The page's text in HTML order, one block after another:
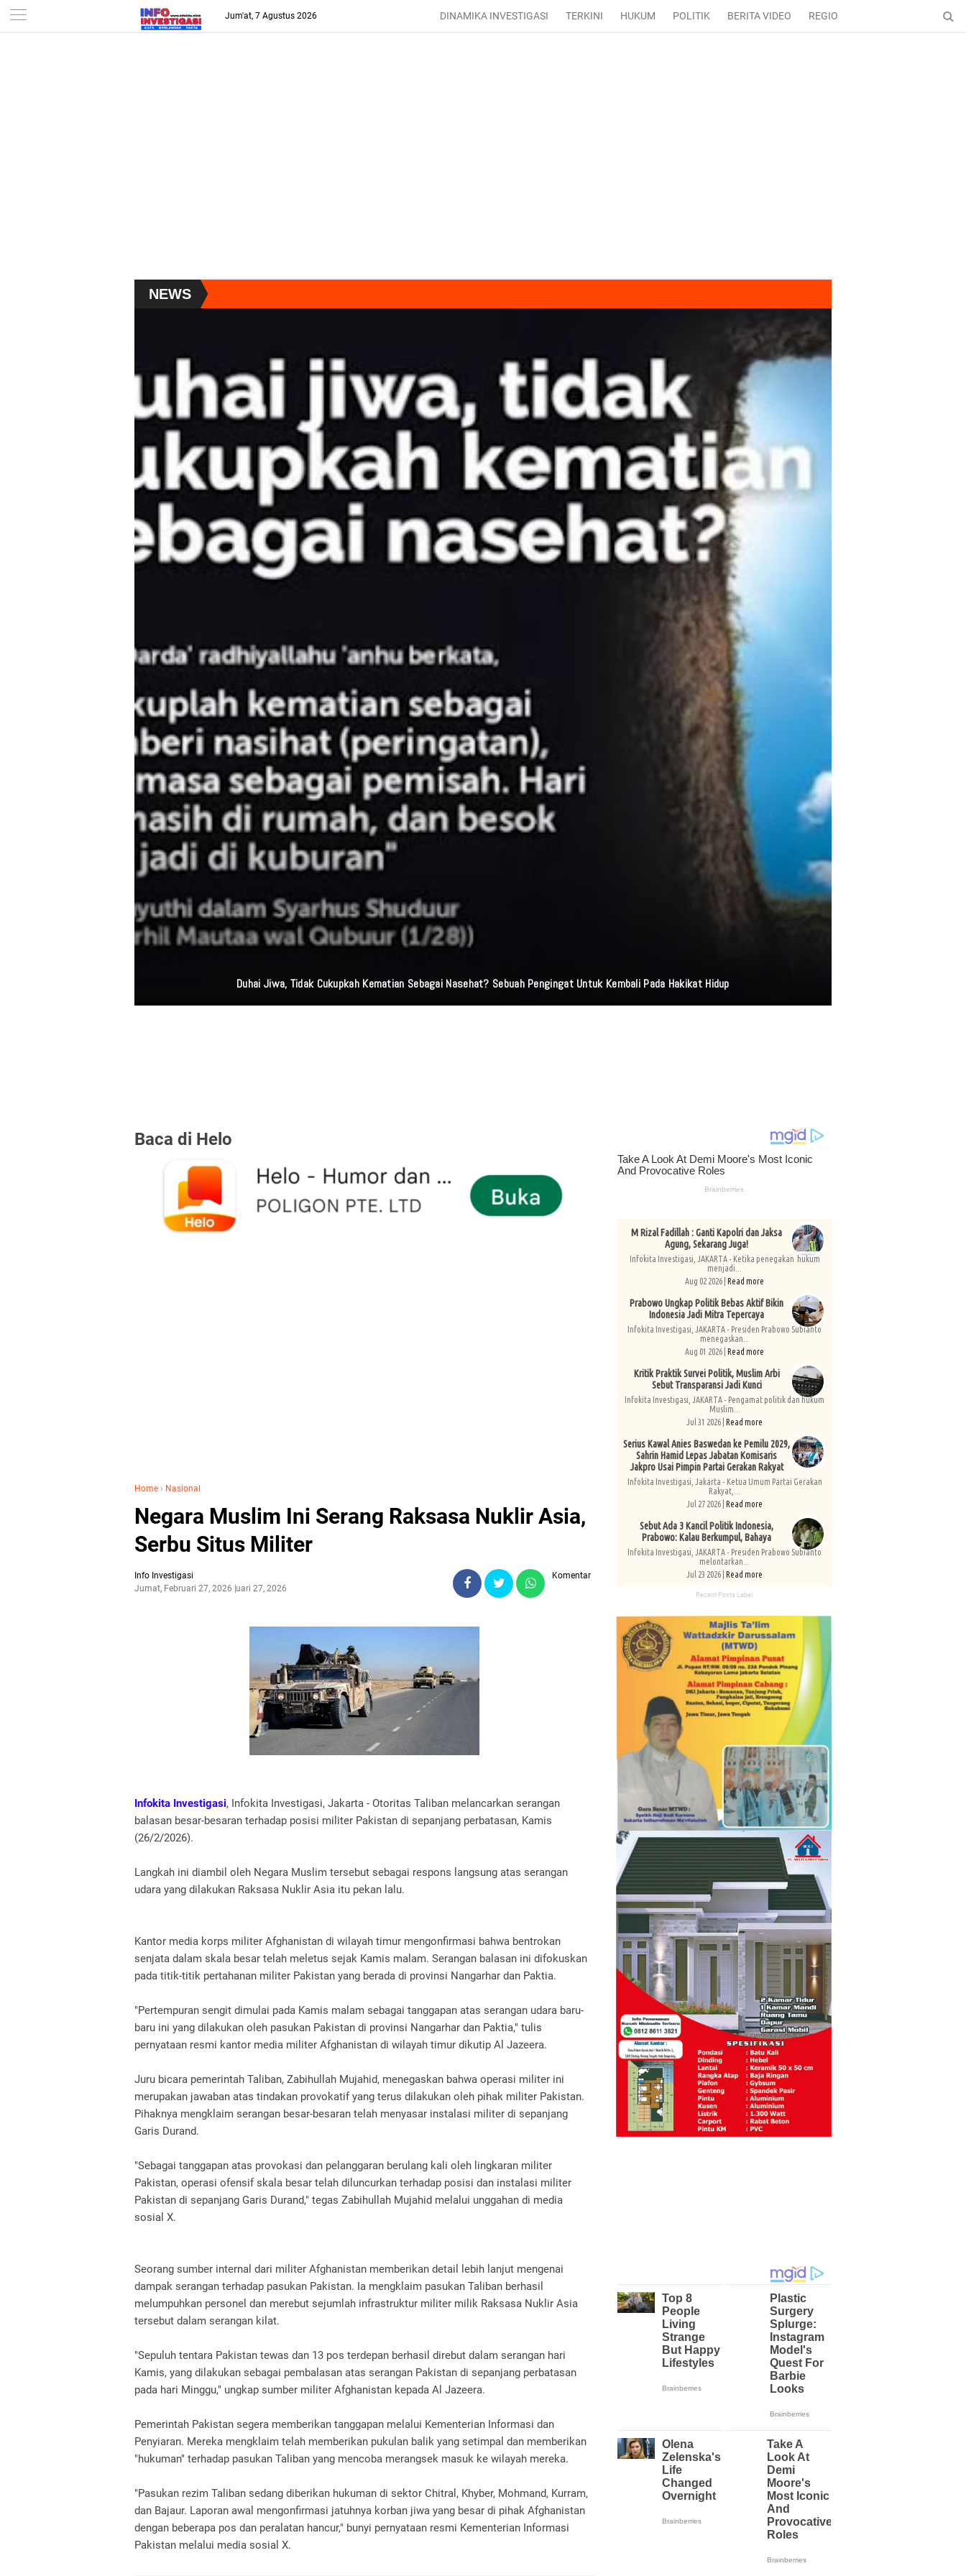
-->
Jum'at, 7 Agustus 2026 DINAMIKA INVESTIGASI TERKINI HUKUM POLITIK BERITA VIDEO REGIONAL ENTERTAINMENT
NEWS
Kurang Dari 24 Jam, Polsek Ciledug Ringkus Pelaku Pencurian HP Yang Viral Di Medsos
Baca di Helo
Home › Nasional
Negara Muslim Ini Serang Raksasa Nuklir Asia,
Serbu Situs Militer
Info Investigasi
Jumat, Februari 27, 2026Februari 27, 2026
Komentar
Infokita Investigasi, Infokita Investigasi, Jakarta - Otoritas Taliban melancarkan serangan
balasan besar-besaran terhadap posisi militer Pakistan di sepanjang perbatasan, Kamis
(26/2/2026).
Langkah ini diambil oleh Negara Muslim tersebut sebagai respons langsung atas serangan
udara yang dilakukan Raksasa Nuklir Asia itu pekan lalu.
Kantor media korps militer Afghanistan di wilayah timur mengonfirmasi bahwa bentrokan
senjata dalam skala besar telah meletus sejak Kamis malam. Serangan balasan ini difokuskan
pada titik-titik pertahanan militer Pakistan yang berada di provinsi Nangarhar dan Paktia.
"Pertempuran sengit dimulai pada Kamis malam sebagai tanggapan atas serangan udara baru-
baru ini yang dilakukan oleh pasukan Pakistan di provinsi Nangarhar dan Paktia," tulis
pernyataan resmi kantor media militer Afghanistan di wilayah timur dikutip Al Jazeera.
Juru bicara pemerintah Taliban, Zabihullah Mujahid, menegaskan bahwa operasi militer ini
merupakan jawaban atas tindakan provokatif yang terus dilakukan oleh pihak militer Pakistan.
Pihaknya mengklaim serangan besar-besaran telah menyasar instalasi militer di sepanjang
Garis Durand.
"Sebagai tanggapan atas provokasi dan pelanggaran berulang kali oleh lingkaran militer
Pakistan, operasi ofensif skala besar telah diluncurkan terhadap posisi dan instalasi militer
Pakistan di sepanjang Garis Durand," tegas Zabihullah Mujahid melalui unggahan di media
sosial X.
Seorang sumber internal dari militer Afghanistan memberikan detail lebih lanjut mengenai
dampak serangan terhadap pasukan Pakistan. Ia mengklaim pasukan Taliban berhasil
melumpuhkan personel dan merebut sejumlah infrastruktur militer milik Raksasa Nuklir Asia
tersebut dalam serangan kilat.
"Sepuluh tentara Pakistan tewas dan 13 pos terdepan berhasil direbut dalam serangan hari
Kamis, yang dilakukan sebagai pembalasan atas serangan Pakistan di sepanjang perbatasan
pada hari Minggu," ungkap sumber militer Afghanistan kepada Al Jazeera.
Pemerintah Pakistan segera memberikan tanggapan melalui Kementerian Informasi dan
Penyiaran. Mereka mengklaim telah memberikan pukulan balik yang setimpal dan memberikan
"hukuman" terhadap pasukan Taliban yang mencoba merangsek masuk ke wilayah mereka.
"Pasukan rezim Taliban sedang diberikan hukuman di sektor Chitral, Khyber, Mohmand, Kurram,
dan Bajaur. Laporan awal mengonfirmasi jatuhnya korban jiwa yang besar di pihak Afghanistan
dengan beberapa pos dan peralatan hancur," bunyi pernyataan resmi Kementerian Informasi
Pakistan melalui media sosial X.
M Rizal Fadillah : Ganti Kapolri dan Jaksa
Agung, Sekarang Juga!
Infokita Investigasi, JAKARTA - Ketika penegakan hukum
menjadi...
Aug 02 2026 | Read more
Prabowo Ungkap Politik Bebas Aktif Bikin
Indonesia Jadi Mitra Tepercaya
Infokita Investigasi, JAKARTA - Presiden Prabowo Subianto
menegaskan...
Aug 01 2026 | Read more
Kritik Praktik Survei Politik, Muslim Arbi
Sebut Transparansi Jadi Kunci
Infokita Investigasi, JAKARTA - Pengamat politik dan hukum
Muslim...
Jul 31 2026 | Read more
Serius Kawal Anies Baswedan ke Pemilu 2029,
Sahrin Hamid Lepas Jabatan Komisaris
Jakpro Usai Pimpin Partai Gerakan Rakyat
Infokita Investigasi, Jakarta - Ketua Umum Partai Gerakan
Rakyat,...
Jul 27 2026 | Read more
Sebut Ada 3 Kancil Politik Indonesia,
Prabowo: Kalau Berkumpul, Bahaya
Infokita Investigasi, JAKARTA - Presiden Prabowo Subianto
melontarkan...
Jul 23 2026 | Read more
Recent Posts Label